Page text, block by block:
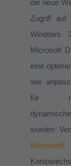
die neue
Zugriff auf
Windows
Microsoft
eine
wie
für
wurden